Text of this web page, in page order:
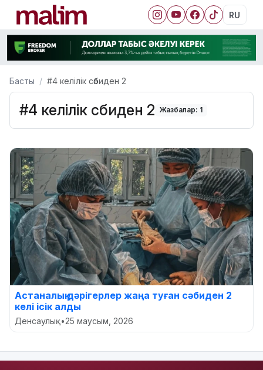
RU
Басты #4 келілік сәбиден 2
#4 келілік сәбиден 2 Жазбалар: 1
Астаналық дәрігерлер жаңа туған сәбиден 2
келі ісік алды
Денсаулық•25 маусым, 2026